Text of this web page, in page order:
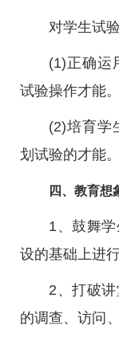
对学生试
(1)正确运
试验操作才能。
(2)培育学
划试验的才能。
四、教育想
1、鼓舞
设的基础上进
2、打破
的调查、访问